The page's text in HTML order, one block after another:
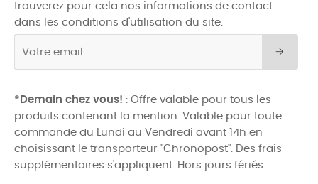
trouverez pour cela nos informations de contact
dans les conditions d'utilisation du site.
*Demain chez vous! : Offre valable pour tous les
produits contenant la mention. Valable pour toute
commande du Lundi au Vendredi avant 14h en
choisissant le transporteur "Chronopost". Des frais
supplémentaires s'appliquent. Hors jours fériés.